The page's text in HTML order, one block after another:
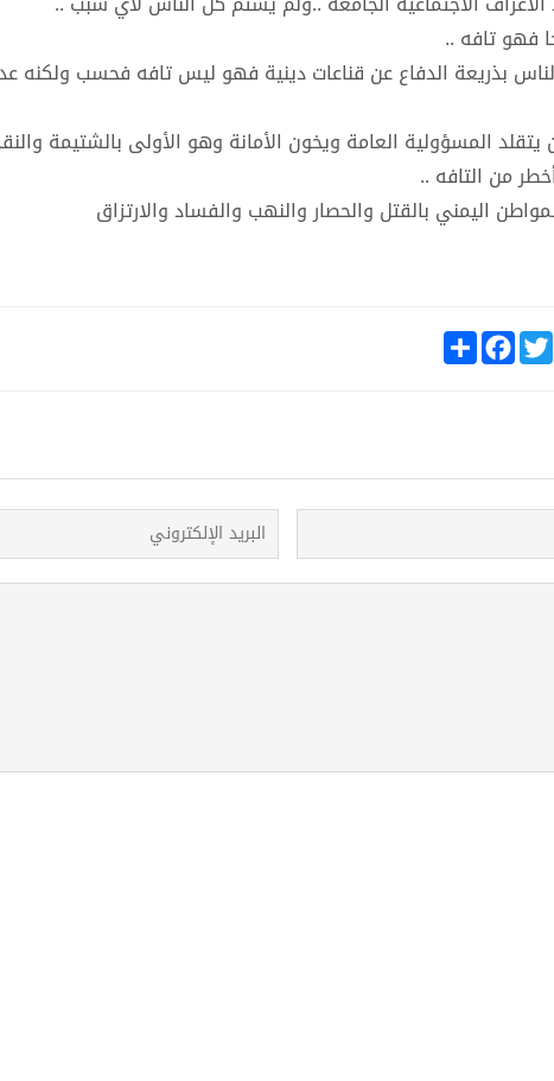
فهو تافه ..
بذريعة الدفاع عن قناعات دينية فهو ليس تافه فحسب ولكنه
المسؤولية العامة ويخون الأمانة وهو الأولى بالشتيمة
من التافه ..
اليمني بالقتل والحصار والنهب والفساد والارتزاق
S
h
F
a
k
T
w